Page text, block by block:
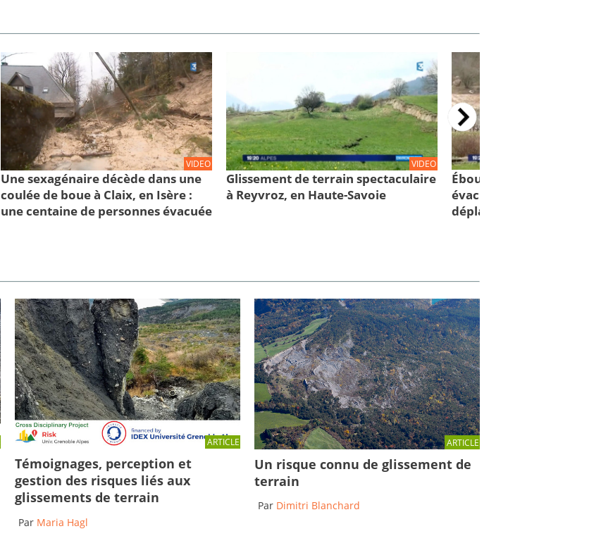
VIDEO
Une sexagénaire décède dans une
coulée de boue à Claix, en Isère :
une centaine de personnes évacuée
VIDEO
Glissement de terrain spectaculaire
à Reyvroz, en Haute-Savoie
Éboulement de Culoz:
évacuées... 75 personnes
déplacées!
ARTICLE
Témoignages, perception et
gestion des risques liés aux
glissements de terrain
Par Maria Hagl
ARTICLE
Un risque connu de glissement de
terrain
Par Dimitri Blanchard